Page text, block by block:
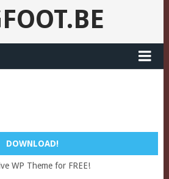
DOWNLOAD!
WP Theme for FREE!